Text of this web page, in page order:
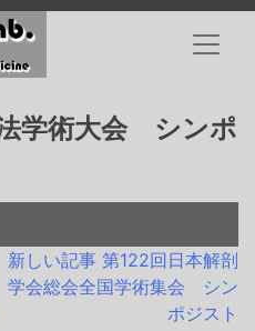
学術大会 シンポ
新しい記事 第122回日本解剖
学会総会全国学術集会 シン
ポジスト